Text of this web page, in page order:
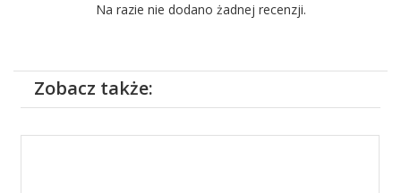
Na razie nie dodano żadnej recenzji.
Zobacz także: